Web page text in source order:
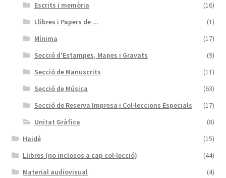
Escrits i memòria
(16)
Llibres i Papers de ...
(1)
Mínima
(17)
Secció d'Estampes, Mapes i Gravats
(9)
Secció de Manuscrits
(11)
Secció de Música
(63)
Secció de Reserva Impresa i Col·leccions Especials
(17)
Unitat Gràfica
(8)
Haidé
(15)
Llibres (no inclosos a cap col·lecció)
(44)
Material audiovisual
(4)